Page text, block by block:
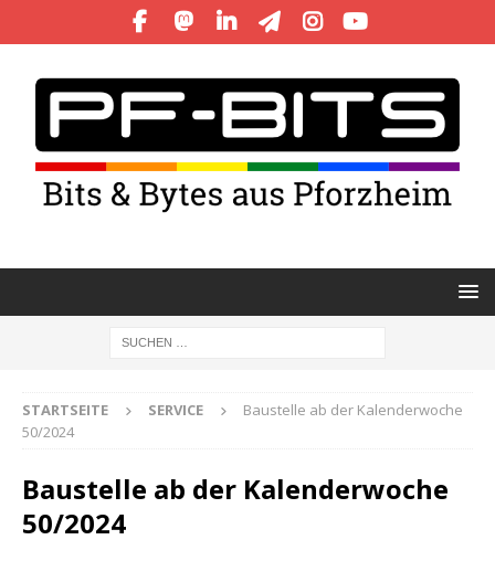
STARTSEITE SERVICE
Baustelle ab der Kalenderwoche
50/2024
Baustelle ab der Kalenderwoche
50/2024